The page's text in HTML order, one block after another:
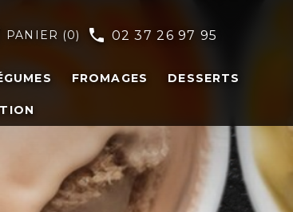
PANIER (0) phone 02 37 26 97 95
FROMAGES DESSERTS